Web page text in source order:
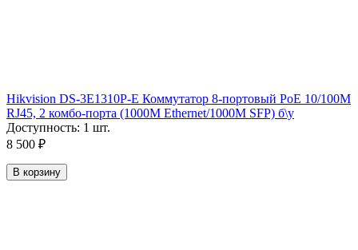
Hikvision DS-3E1310P-E Коммутатор 8-портовый PoE 10/100M
RJ45, 2 комбо-порта (1000М Ethernet/1000M SFP) б\у
Доступность: 1 шт.
8 500 ₽
В корзину